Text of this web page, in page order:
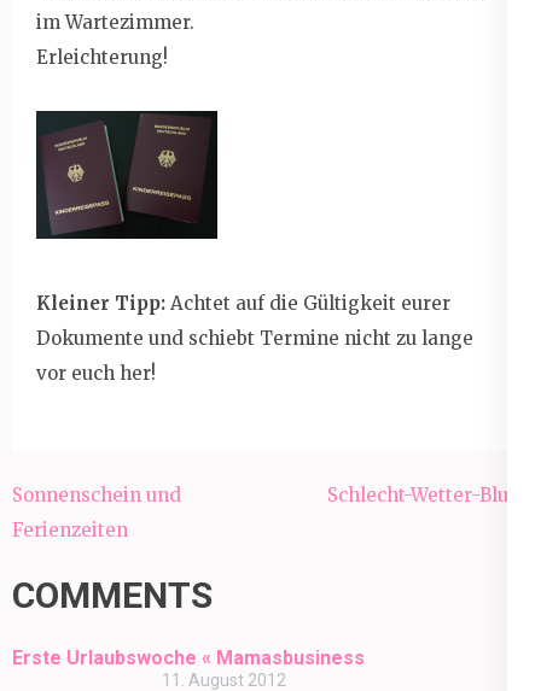
im Wartezimmer.
Erleichterung!
Kleiner Tipp: Achtet auf die Gültigkeit eurer
Dokumente und schiebt Termine nicht zu lange
vor euch her!
Beitragsnavigation
Sonnenschein und
Ferienzeiten
Schlecht-Wetter-Blues
COMMENTS
Erste Urlaubswoche « Mamasbusiness
11. August 2012